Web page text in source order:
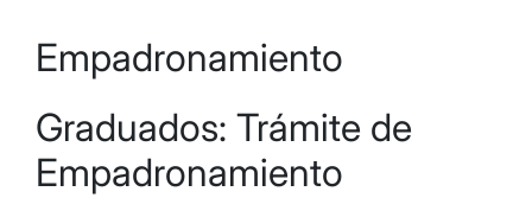
Empadronamiento
Graduados: Trámite de
Empadronamiento